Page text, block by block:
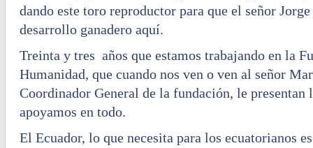
dando este toro reproductor para que el señor
desarrollo ganadero aquí.
Treinta y tres años que estamos trabajando en la
Humanidad, que cuando nos ven o ven al señor
Coordinador General de la fundación, le presentan
apoyamos en todo.
El Ecuador, lo que necesita para los ecuatorianos